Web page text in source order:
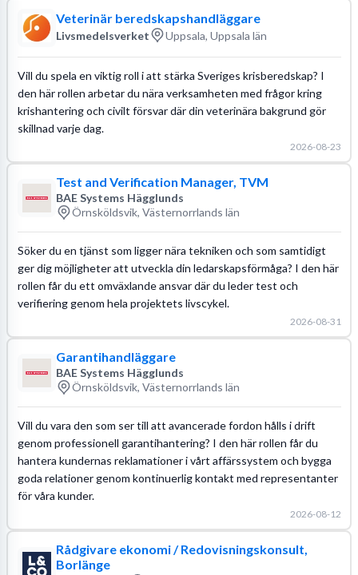
Veterinär beredskapshandläggare
Livsmedelsverket Uppsala, Uppsala län
Vill du spela en viktig roll i att stärka Sveriges krisberedskap? I
den här rollen arbetar du nära verksamheten med frågor kring
krishantering och civilt försvar där din veterinära bakgrund gör
skillnad varje dag.
2026-08-23
Test and Verification Manager, TVM
BAE Systems Hägglunds
Örnsköldsvik, Västernorrlands län
Söker du en tjänst som ligger nära tekniken och som samtidigt
ger dig möjligheter att utveckla din ledarskapsförmåga? I den här
rollen får du ett omväxlande ansvar där du leder test och
verifiering genom hela projektets livscykel.
2026-08-31
Garantihandläggare
BAE Systems Hägglunds
Örnsköldsvik, Västernorrlands län
Vill du vara den som ser till att avancerade fordon hålls i drift
genom professionell garantihantering? I den här rollen får du
hantera kundernas reklamationer i vårt affärssystem och bygga
goda relationer genom kontinuerlig kontakt med representanter
för våra kunder.
2026-08-12
Rådgivare ekonomi / Redovisningskonsult,
Borlänge